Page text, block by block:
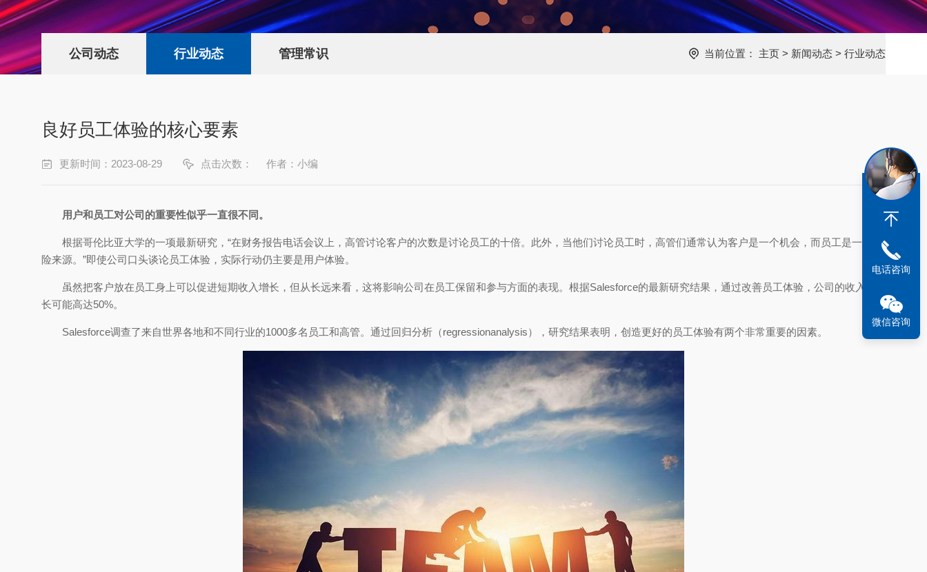
公司动态 行业动态 管理常识 当前位置： 主页 > 新闻动态 > 行业动态
良好员工体验的核心要素
更新时间：2023-08-29 点击次数： 作者：小编
用户和员工对公司的重要性似乎一直很不同。
根据哥伦比亚大学的一项最新研究，“在财务报告电话会议上，高管讨论客户的次数是讨论员工的十倍。此外，当他们讨论员工时，高管们通常认为客户是一个机会，而员工是一个风
险来源。”即使公司口头谈论员工体验，实际行动仍主要是用户体验。
虽然把客户放在员工身上可以促进短期收入增长，但从长远来看，这将影响公司在员工保留和参与方面的表现。根据Salesforce的最新研究结果，通过改善员工体验，公司的收入增
长可能高达50%。
Salesforce调查了来自世界各地和不同行业的1000多名员工和高管。通过回归分析（regressionanalysis），研究结果表明，创造更好的员工体验有两个非常重要的因素。
电话咨询
微信咨询